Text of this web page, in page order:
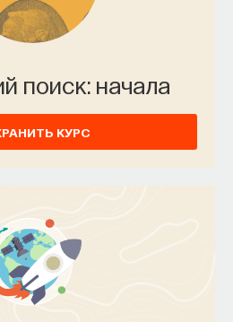
поиск: начала
КУРС